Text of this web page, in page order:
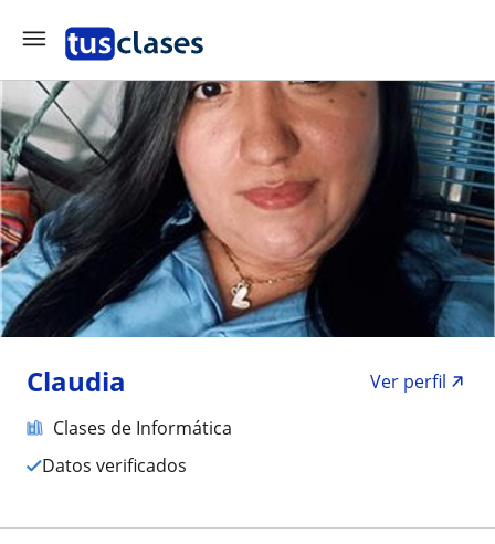
Claudia
Ver perfil
Clases de Informática
Datos verificados